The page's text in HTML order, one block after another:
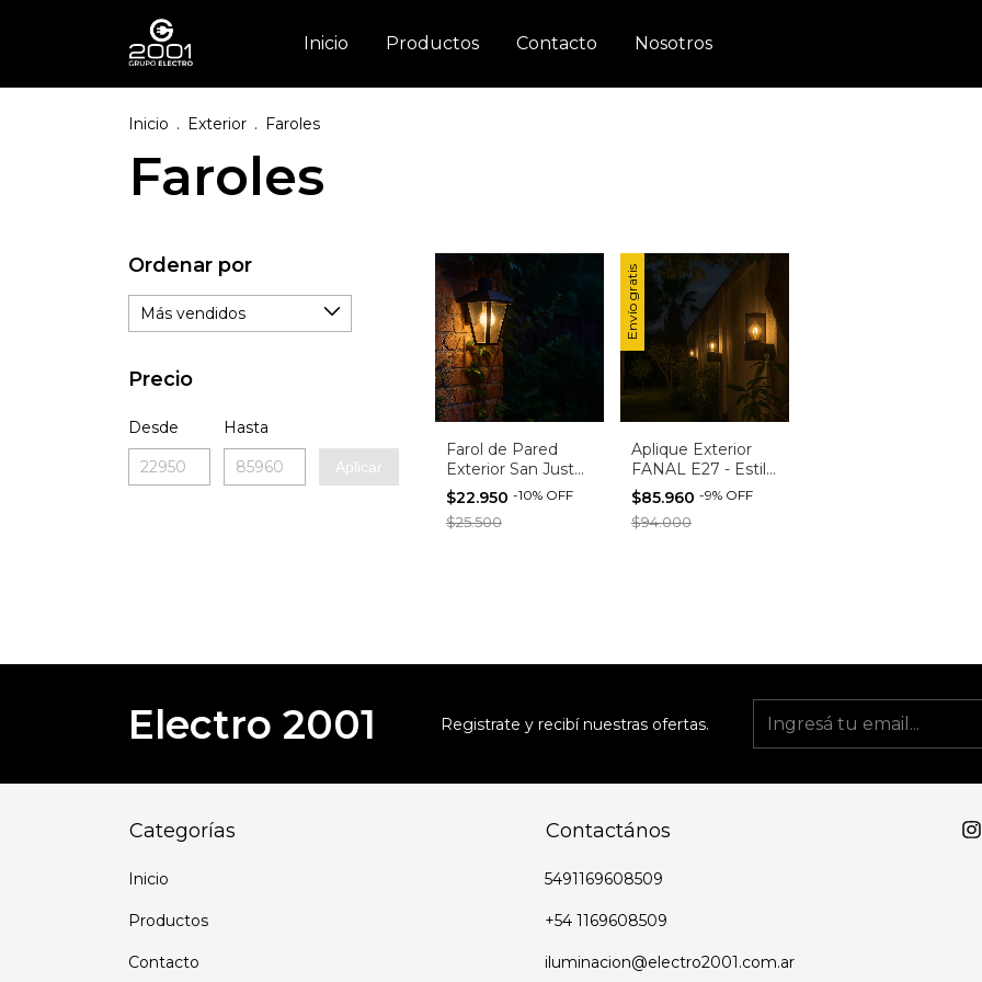
Inicio Productos Contacto Nosotros
Inicio . Exterior . Faroles
Faroles
Ordenar por
Precio
Desde Hasta
Aplicar
Farol de Pared
Exterior San Justo
5500-02 | 1 Luz
E27 | Color Negro
$22.950 -10% OFF
$25.500
Envío gratis
Aplique Exterior
FANAL E27 - Estilo
Clásico con
Estructura Negra y
Acrílico
$85.960 -9% OFF
$94.000
Electro 2001 Registrate y recibí nuestras ofertas.
Categorías
Inicio
Productos
Contacto
Contactános
5491169608509
+54 1169608509
iluminacion@electro2001.com.ar